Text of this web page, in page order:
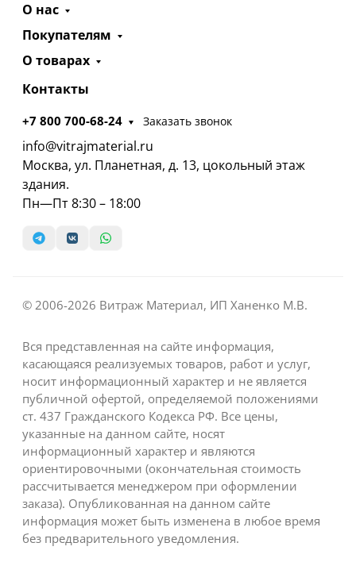
О нас
Покупателям
О товарах
Контакты
+7 800 700-68-24 Заказать звонок
info@vitrajmaterial.ru
Москва, ул. Планетная, д. 13, цокольный этаж
здания.
Пн—Пт 8:30 – 18:00
© 2006-2026 Витраж Материал, ИП Ханенко М.В.
Вся представленная на сайте информация,
касающаяся реализуемых товаров, работ и услуг,
носит информационный характер и не является
публичной офертой, определяемой положениями
ст. 437 Гражданского Кодекса РФ. Все цены,
указанные на данном сайте, носят
информационный характер и являются
ориентировочными (окончательная стоимость
рассчитывается менеджером при оформлении
заказа). Опубликованная на данном сайте
информация может быть изменена в любое время
без предварительного уведомления.